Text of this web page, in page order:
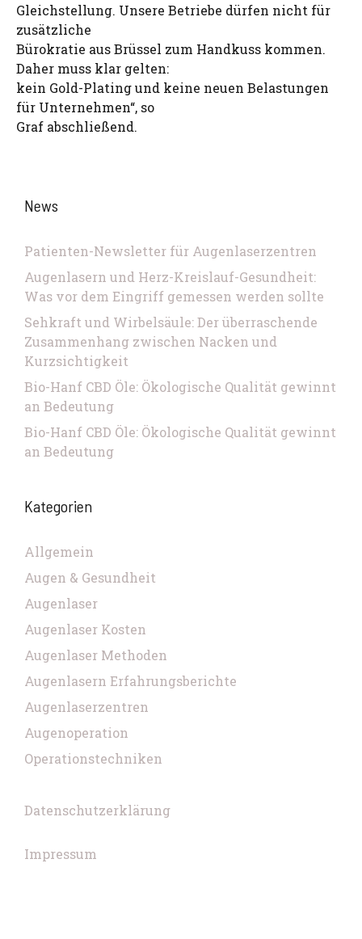
Gleichstellung. Unsere Betriebe dürfen nicht für
zusätzliche
Bürokratie aus Brüssel zum Handkuss kommen.
Daher muss klar gelten:
kein Gold-Plating und keine neuen Belastungen
für Unternehmen“, so
Graf abschließend.
News
Patienten-Newsletter für Augenlaserzentren
Augenlasern und Herz-Kreislauf-Gesundheit:
Was vor dem Eingriff gemessen werden sollte
Sehkraft und Wirbelsäule: Der überraschende
Zusammenhang zwischen Nacken und
Kurzsichtigkeit
Bio-Hanf CBD Öle: Ökologische Qualität gewinnt
an Bedeutung
Bio-Hanf CBD Öle: Ökologische Qualität gewinnt
an Bedeutung
Kategorien
Allgemein
Augen & Gesundheit
Augenlaser
Augenlaser Kosten
Augenlaser Methoden
Augenlasern Erfahrungsberichte
Augenlaserzentren
Augenoperation
Operationstechniken
Datenschutzerklärung
Impressum